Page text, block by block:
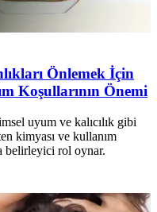
Önlemek İçin
Koşullarının Önemi
uyum ve kalıcılık gibi
kimyası ve kullanım
belirleyici rol oynar.